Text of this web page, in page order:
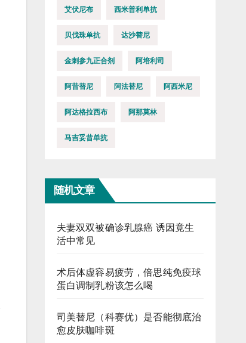
艾伏尼布 西米普利单抗
贝伐珠单抗 达沙替尼
金刺参九正合剂 阿培利司
阿昔替尼 阿法替尼 阿西米尼
阿达格拉西布 阿那莫林
马吉妥昔单抗
随机文章
夫妻双双被确诊乳腺癌 诱因竟生
活中常见
术后体虚容易疲劳，倍思纯免疫球
蛋白调制乳粉该怎么喝
司美替尼（科赛优）是否能彻底治
愈皮肤咖啡斑